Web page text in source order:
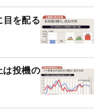
を配る
は投機の